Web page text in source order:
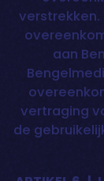
verstrekken.
aan
vertraging
de